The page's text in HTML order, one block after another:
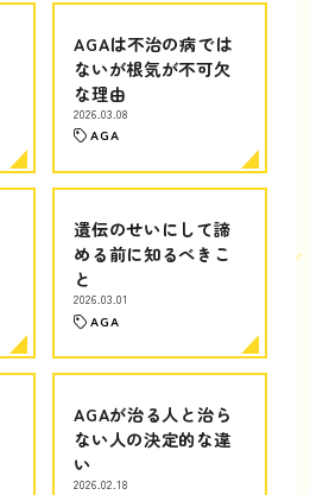
AGAは不治の病では
ないが根気が不可欠
な理由
2026.03.08
AGA
遺伝のせいにして諦
める前に知るべきこ
と
2026.03.01
AGA
AGAが治る人と治ら
ない人の決定的な違
い
2026.02.18